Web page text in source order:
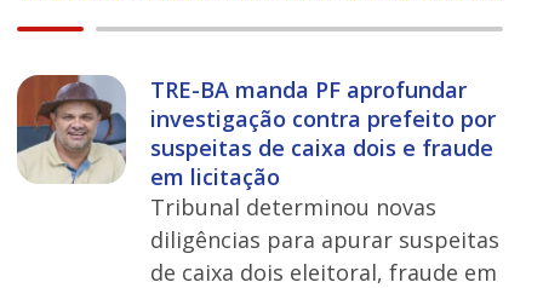
TRE-BA manda PF aprofundar
investigação contra prefeito por
suspeitas de caixa dois e fraude
em licitação
Tribunal determinou novas
diligências para apurar suspeitas
de caixa dois eleitoral, fraude em